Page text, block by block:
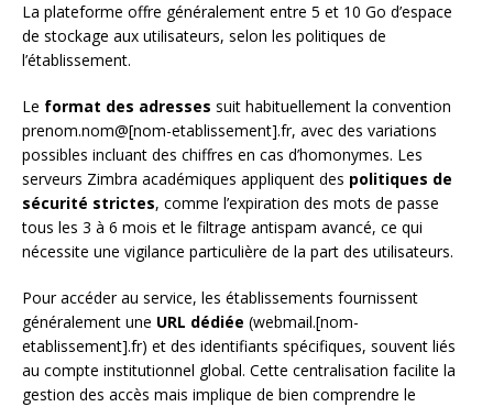
La plateforme offre généralement entre 5 et 10 Go d’espace
de stockage aux utilisateurs, selon les politiques de
l’établissement.
Le format des adresses suit habituellement la convention
prenom.nom@[nom-etablissement].fr, avec des variations
possibles incluant des chiffres en cas d’homonymes. Les
serveurs Zimbra académiques appliquent des politiques de
sécurité strictes, comme l’expiration des mots de passe
tous les 3 à 6 mois et le filtrage antispam avancé, ce qui
nécessite une vigilance particulière de la part des utilisateurs.
Pour accéder au service, les établissements fournissent
généralement une URL dédiée (webmail.[nom-
etablissement].fr) et des identifiants spécifiques, souvent liés
au compte institutionnel global. Cette centralisation facilite la
gestion des accès mais implique de bien comprendre le